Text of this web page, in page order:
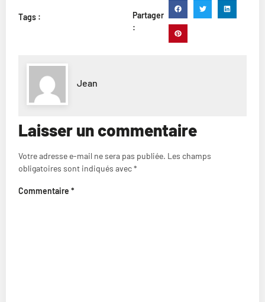
Tags :
Partager
:
Jean
Laisser un commentaire
Votre adresse e-mail ne sera pas publiée. Les champs
obligatoires sont indiqués avec*
Commentaire *